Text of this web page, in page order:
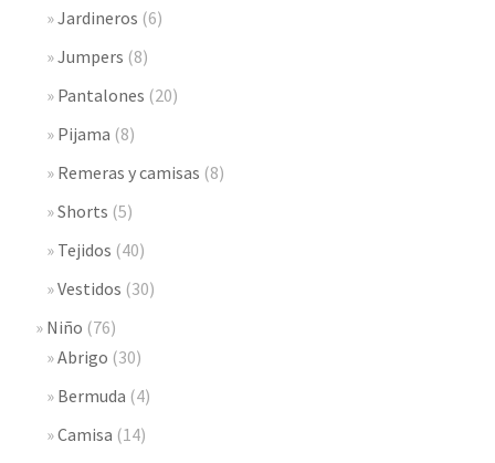
Jardineros (6)
Jumpers (8)
Pantalones (20)
Pijama (8)
Remeras y camisas (8)
Shorts (5)
Tejidos (40)
Vestidos (30)
Niño (76)
Abrigo (30)
Bermuda (4)
Camisa (14)